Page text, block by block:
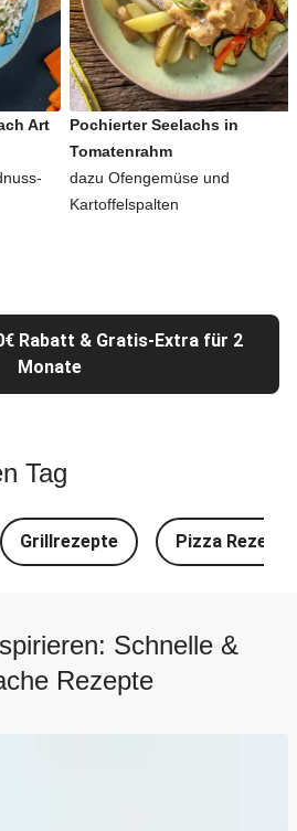
Art
Pochierter Seelachs in
Tomatenrahm
dazu Ofengemüse und
Kartoffelspalten
Rabatt & Gratis-Extra für 2
Monate
Tag
Grillrezepte Pizza Rezepte
Schnelle &
Rezepte